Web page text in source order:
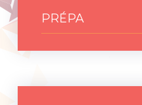
PRÉPA